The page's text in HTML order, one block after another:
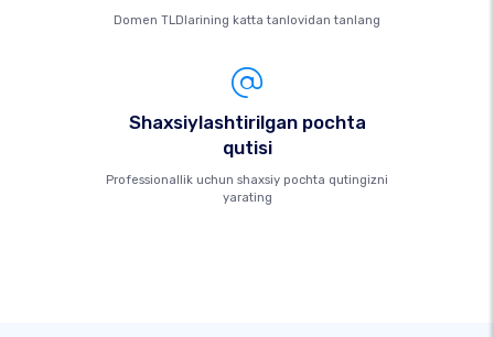
Domen TLDlarining katta tanlovidan tanlang
Shaxsiylashtirilgan pochta
qutisi
Professionallik uchun shaxsiy pochta qutingizni
yarating